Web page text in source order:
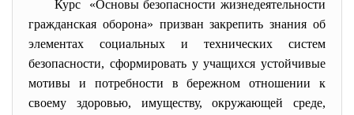
Курс «Основы безопасности жизнедеятельности
гражданская оборона» призван закрепить знания об
элементах социальных и технических систем
безопасности, сформировать у учащихся устойчивые
мотивы и потребности в бережном отношении к
своему здоровью, имуществу, окружающей среде,